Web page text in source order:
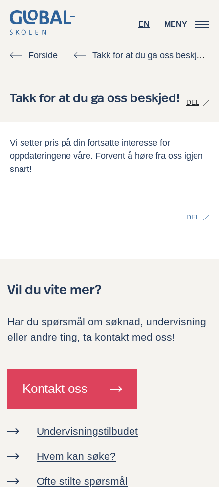
EN MENY
EN MENY
Kontakt oss
Hvem kan søke?
Ofte stilte spørsmål
Søk skoleplass
Globalskolen
Om oss
Nyheter
Kontakt oss
Forside Takk for at du ga oss beskjed!
Takk for at du ga oss beskjed! DEL
Vi setter pris på din fortsatte interesse for
oppdateringene våre. Forvent å høre fra oss igjen
snart!
DEL
Vil du vite mer?
Har du spørsmål om søknad, undervisning
eller andre ting, ta kontakt med oss!
Kontakt oss
Undervisningstilbudet
Hvem kan søke?
Ofte stilte spørsmål